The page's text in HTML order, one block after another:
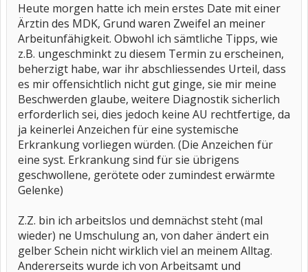
Heute morgen hatte ich mein erstes Date mit einer
Ärztin des MDK, Grund waren Zweifel an meiner
Arbeitunfähigkeit. Obwohl ich sämtliche Tipps, wie
z.B. ungeschminkt zu diesem Termin zu erscheinen,
beherzigt habe, war ihr abschliessendes Urteil, dass
es mir offensichtlich nicht gut ginge, sie mir meine
Beschwerden glaube, weitere Diagnostik sicherlich
erforderlich sei, dies jedoch keine AU rechtfertige, da
ja keinerlei Anzeichen für eine systemische
Erkrankung vorliegen würden. (Die Anzeichen für
eine syst. Erkrankung sind für sie übrigens
geschwollene, gerötete oder zumindest erwärmte
Gelenke)
Z.Z. bin ich arbeitslos und demnächst steht (mal
wieder) ne Umschulung an, von daher ändert ein
gelber Schein nicht wirklich viel an meinem Alltag.
Andererseits wurde ich von Arbeitsamt und